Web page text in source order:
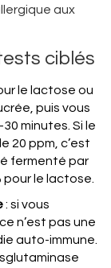
aux
ciblés
le lactose ou
puis vous
minutes. Si le
20 ppm, c’est
fermenté par
le lactose.
: si vous
n’est pas une
auto-immune.